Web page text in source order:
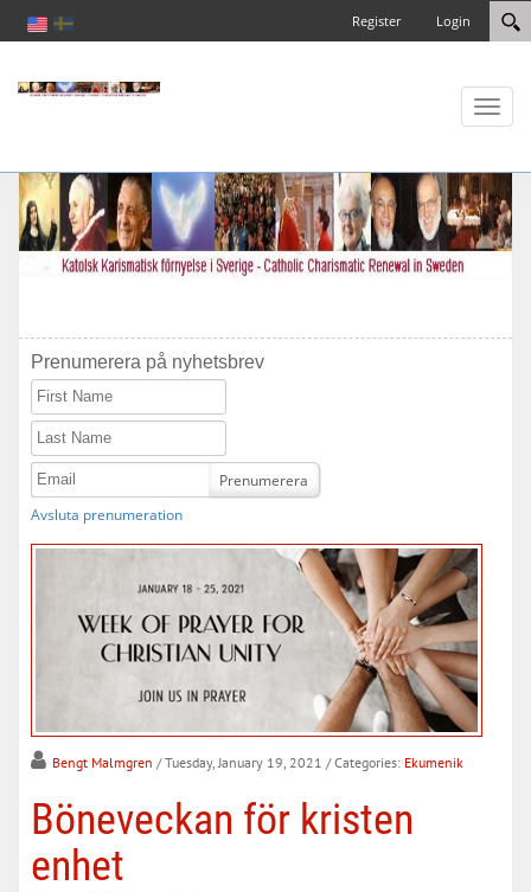
Login
Register
Toggle
Prenumerera på nyhetsbrev
First Name
Last Name
Email
Prenumerera
Avsluta prenumeration
Bengt Malmgren / Tuesday, January 19, 2021 / Categories: Ekumenik
Böneveckan för kristen
enhet